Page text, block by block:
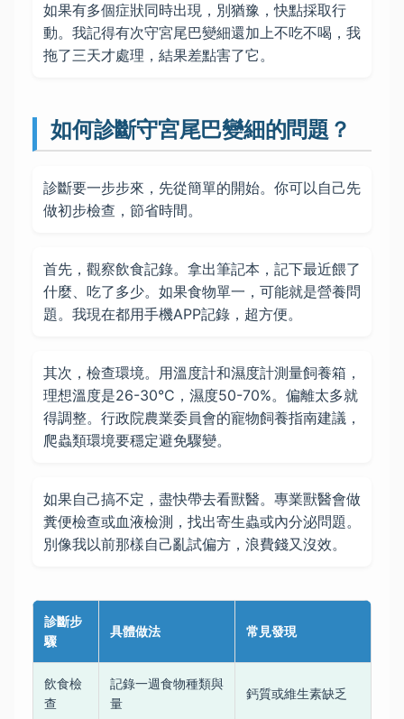
如果有多個症狀同時出現，別猶豫，快點採取行
動。我記得有次守宮尾巴變細還加上不吃不喝，我
拖了三天才處理，結果差點害了它。
如何診斷守宮尾巴變細的問題？
診斷要一步步來，先從簡單的開始。你可以自己先
做初步檢查，節省時間。
首先，觀察飲食記錄。拿出筆記本，記下最近餵了
什麼、吃了多少。如果食物單一，可能就是營養問
題。我現在都用手機APP記錄，超方便。
其次，檢查環境。用溫度計和濕度計測量飼養箱，
理想溫度是26-30°C，濕度50-70%。偏離太多就
得調整。行政院農業委員會的寵物飼養指南建議，
爬蟲類環境要穩定避免驟變。
如果自己搞不定，盡快帶去看獸醫。專業獸醫會做
糞便檢查或血液檢測，找出寄生蟲或內分泌問題。
別像我以前那樣自己亂試偏方，浪費錢又沒效。
診斷步
驟
具體做法 常見發現
飲食檢
查
記錄一週食物種類與
量
鈣質或維生素缺乏